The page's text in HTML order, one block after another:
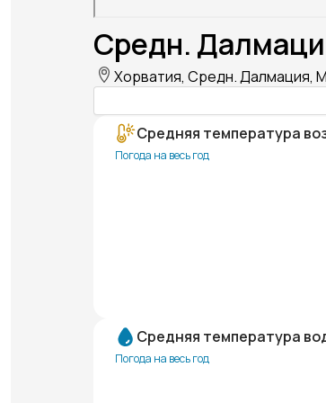
Средн.
Хорватия, Средн. Далмация,
Средняя температура
Погода на весь год
Средняя температура
Погода на весь год